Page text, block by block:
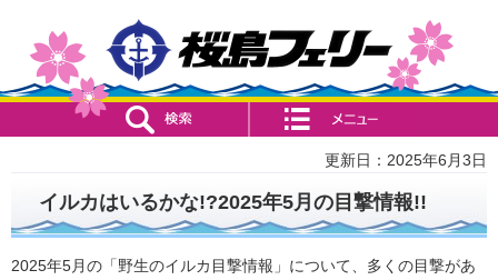
検索・共通メニュー コンテンツメニュー
更新日：2025年6月3日
イルカはいるかな!?2025年5月の目撃情報!!
2025年5月の「野生のイルカ目撃情報」について、多くの目撃があ